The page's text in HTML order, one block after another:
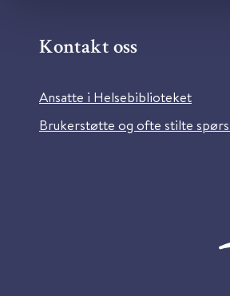
Kontakt oss
Ansatte i Helsebiblioteket
Brukerstøtte og ofte stilte